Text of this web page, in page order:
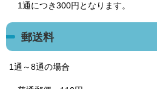
1通につき300円となります。
郵送料
1通～8通の場合